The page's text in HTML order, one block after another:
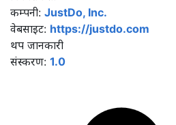
कम्पनी: JustDo, Inc.
वेबसाइट: https://justdo.com
थप जानकारी
संस्करण: 1.0